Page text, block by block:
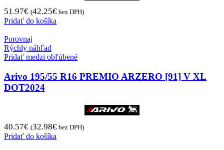
51.97€ (42.25€ bez DPH)
Pridať do košíka
Porovnaj
Rýchly náhľad
Pridať medzi obľúbené
Arivo 195/55 R16 PREMIO ARZERO [91] V XL
DOT2024
40.57€ (32.98€ bez DPH)
Pridať do košíka